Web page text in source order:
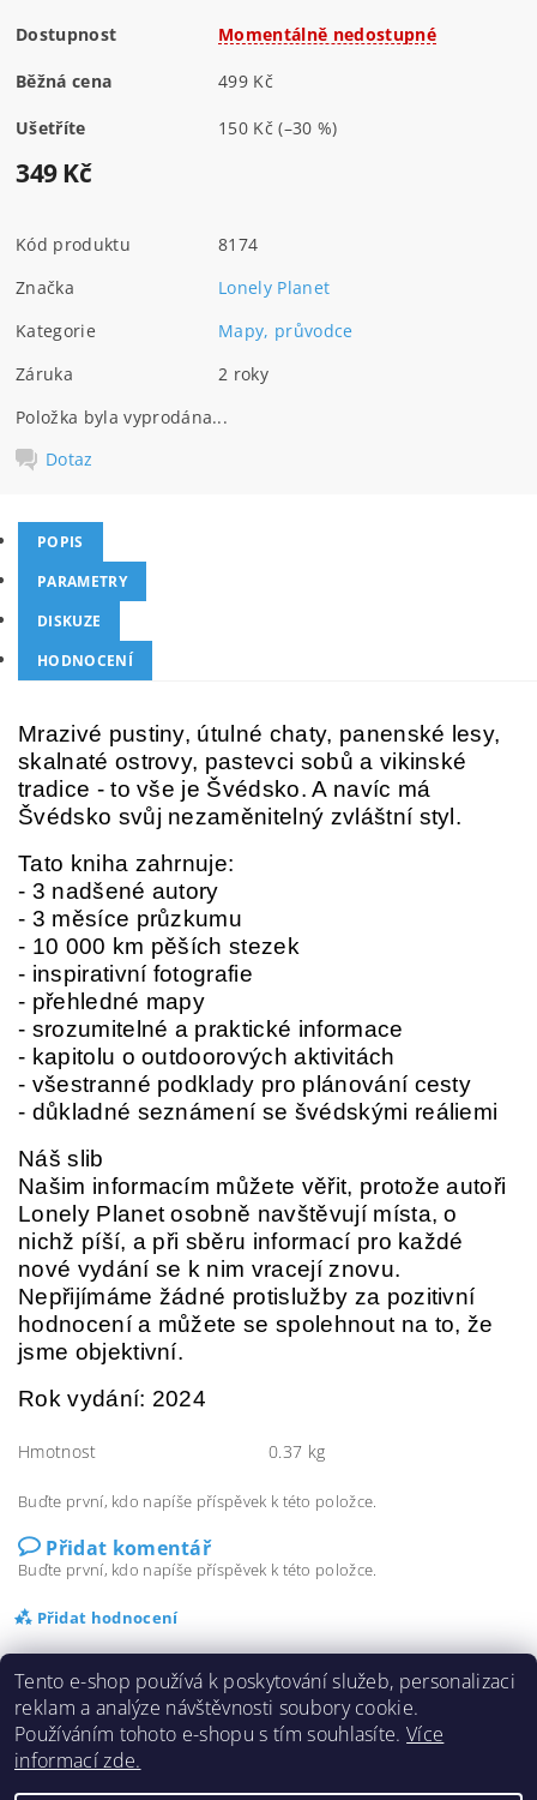
Dostupnost Momentálně nedostupné
Běžná cena 499 Kč
Ušetříte 150 Kč(–30 %)
349 Kč
Kód produktu
8174
Značka
Lonely Planet
Kategorie
Mapy, průvodce
Záruka
2 roky
Položka byla vyprodána...
Dotaz
POPIS
PARAMETRY
DISKUZE
HODNOCENÍ
Mrazivé pustiny, útulné chaty, panenské lesy,
skalnaté ostrovy, pastevci sobů a vikinské
tradice - to vše je Švédsko. A navíc má
Švédsko svůj nezaměnitelný zvláštní styl.
Tato kniha zahrnuje:
- 3 nadšené autory
- 3 měsíce průzkumu
- 10 000 km pěších stezek
- inspirativní fotografie
- přehledné mapy
- srozumitelné a praktické informace
- kapitolu o outdoorových aktivitách
- všestranné podklady pro plánování cesty
- důkladné seznámení se švédskými reáliemi
Náš slib
Našim informacím můžete věřit, protože autoři
Lonely Planet osobně navštěvují místa, o
nichž píší, a při sběru informací pro každé
nové vydání se k nim vracejí znovu.
Nepřijímáme žádné protislužby za pozitivní
hodnocení a můžete se spolehnout na to, že
jsme objektivní.
Rok vydání: 2024
Hmotnost 0.37 kg
Buďte první, kdo napíše příspěvek k této položce.
Přidat komentář
Buďte první, kdo napíše příspěvek k této položce.
Přidat hodnocení
Doprava a platba
Tento e-shop používá k poskytování služeb, personalizaci
reklam a analýze návštěvnosti soubory cookie.
Používáním tohoto e-shopu s tím souhlasíte.Více
informací zde.